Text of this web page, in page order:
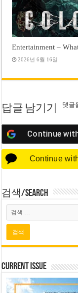
Entertainment –
2026년 6월 16일
답글 남기기 댓글
Continue
Continue
검색/Search
Current Issue